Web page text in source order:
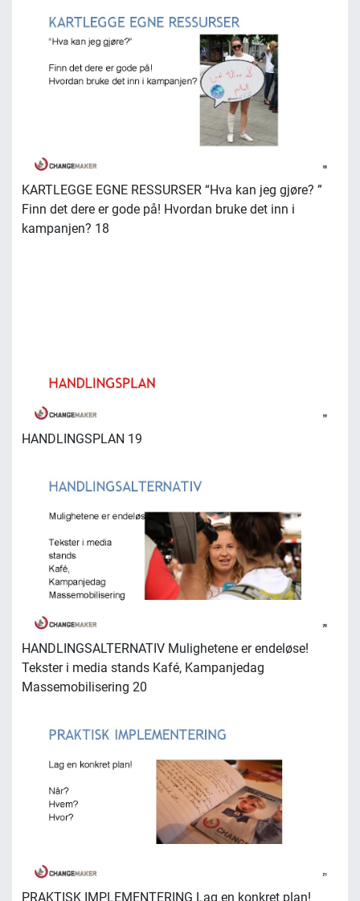
KARTLEGGE EGNE RESSURSER “Hva kan jeg gjøre? ”
Finn det dere er gode på! Hvordan bruke det inn i
kampanjen? 18
HANDLINGSPLAN 19
HANDLINGSALTERNATIV Mulighetene er endeløse!
Tekster i media stands Kafé, Kampanjedag
Massemobilisering 20
PRAKTISK IMPLEMENTERING Lag en konkret plan!